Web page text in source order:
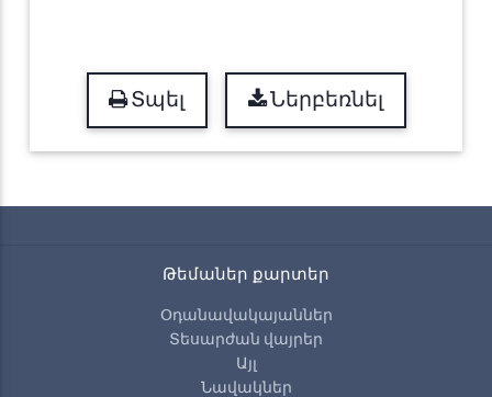
Տպել Ներբեռնել
Թեմաներ քարտեր
Օդանավակայաններ
Տեսարժան վայրեր
Այլ
Նավակներ